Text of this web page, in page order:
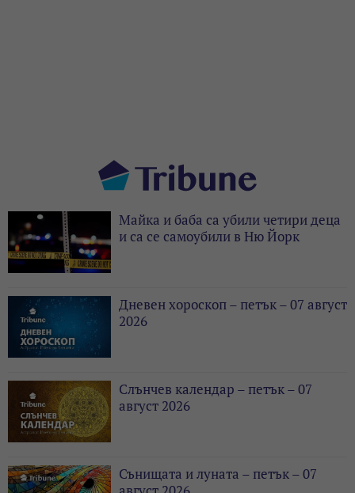
Майка и баба са убили четири деца
и са се самоубили в Ню Йорк
Дневен хороскоп – петък – 07 август
2026
Слънчев календар – петък – 07
август 2026
Сънищата и луната – петък – 07